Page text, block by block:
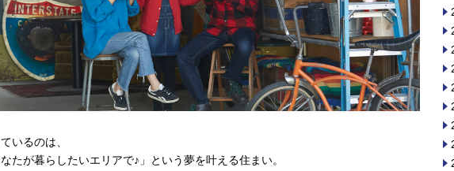
いるのは、
たが暮らしたいエリアで♪」という夢を叶える住まい。